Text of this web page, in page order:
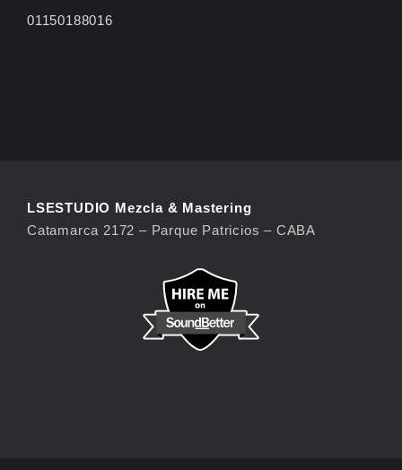
01150188016
LSESTUDIO Mezcla & Mastering
Catamarca 2172 – Parque Patricios – CABA